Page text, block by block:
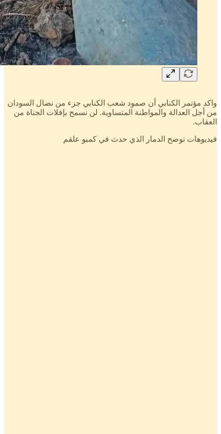
واكد مؤتمر الكنابي أن صمود شعب الكنابي جزء من نضال السودان
من أجل العدالة والمواطنة المتساوية. لن نسمح بإفلات الجناة من
العقاب.
فيديوهات توضح الدمار الذي حدث في كمبو علقم